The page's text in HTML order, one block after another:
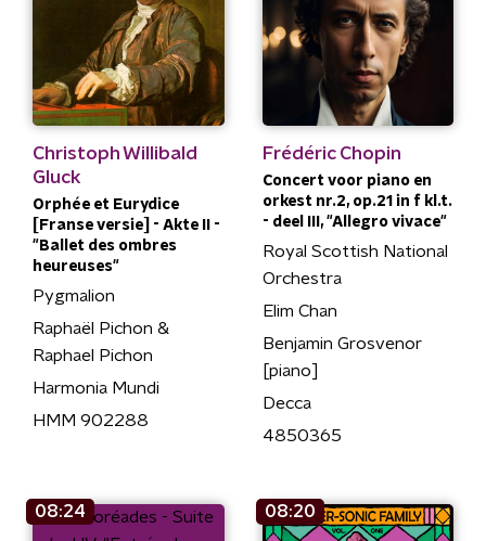
Christoph Willibald
Gluck
Orphée et Eurydice
[Franse versie] - Akte II -
"Ballet des ombres
heureuses"
Pygmalion
Raphaël Pichon &
Raphael Pichon
Harmonia Mundi
HMM 902288
Frédéric Chopin
Concert voor piano en
orkest nr.2, op.21 in f kl.t.
- deel III, "Allegro vivace"
Royal Scottish National
Orchestra
Elim Chan
Benjamin Grosvenor
[piano]
Decca
4850365
08:24 08:20